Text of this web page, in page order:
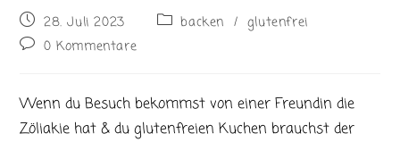
Beitrag
veröffentlicht:
28. Juli 2023
Beitrags-
backen / glutenfrei
Beitrags-
0 Kommentare
Wenn du Besuch bekommst von einer Freundin die
Zöliakie hat & du glutenfreien Kuchen brauchst der